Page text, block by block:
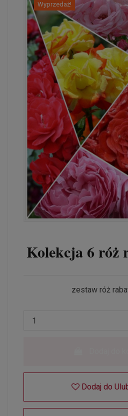
Wyprzedaż!
Kolekcja 6 róż
zestaw róż
Dodaj do